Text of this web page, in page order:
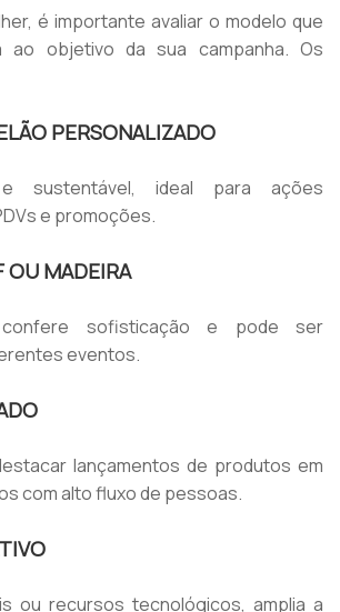
é importante avaliar o modelo que
ao objetivo da sua campanha. Os
PERSONALIZADO
sustentável, ideal para ações
e promoções.
MADEIRA
sofisticação e pode ser
eventos.
lançamentos de produtos em
com alto fluxo de pessoas.
ou recursos tecnológicos, amplia a